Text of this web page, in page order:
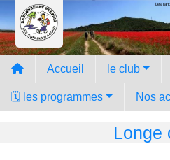
Les
Accueil le club
🗓️ les programmes Nos
Longe
Panneau de gestion des cookies